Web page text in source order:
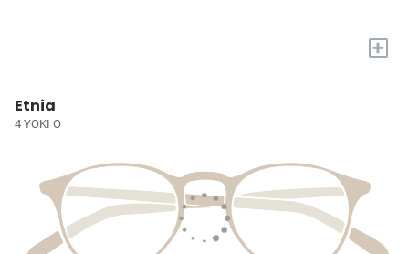
+
Etnia
4 YOKI O